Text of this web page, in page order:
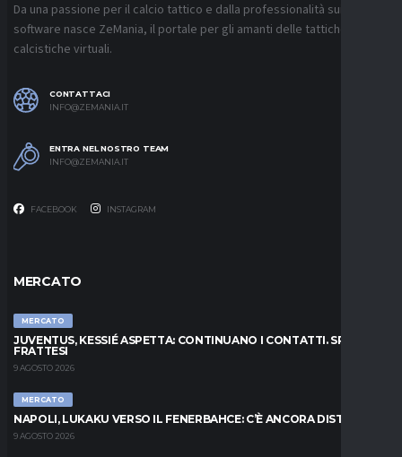
Da una passione per il calcio tattico e dalla professionalità sui
software nasce ZeMania, il portale per gli amanti delle tattiche
calcistiche virtuali.
CONTATTACI
INFO@ZEMANIA.IT
ENTRA NEL NOSTRO TEAM
INFO@ZEMANIA.IT
FACEBOOK INSTAGRAM
MERCATO
MERCATO
JUVENTUS, KESSIÉ ASPETTA: CONTINUANO I CONTATTI. SPUNTA
FRATTESI
9 AGOSTO 2026
MERCATO
NAPOLI, LUKAKU VERSO IL FENERBAHCE: C’È ANCORA DISTANZA
9 AGOSTO 2026